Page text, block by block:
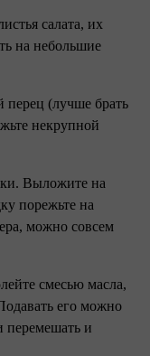
салата, их
на небольшие
(лучше брать
некрупной
Выложите на
порежьте на
можно совсем
смесью масла,
его можно
перемешать и